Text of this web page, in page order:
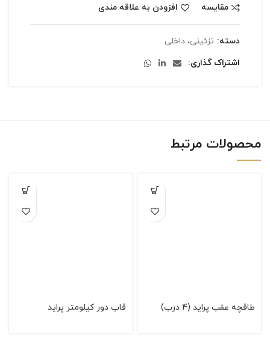
مقایسه افزودن به علاقه مندی
دسته: تزئینی، داخلی
اشتراک گذاری
محصولات مرتبط
طاقچه عقب پراید (4 درب) قاب دور كیلومتر پراید